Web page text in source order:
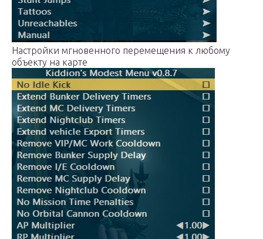
Настройки мгновенного перемещения к любому
объекту на карте